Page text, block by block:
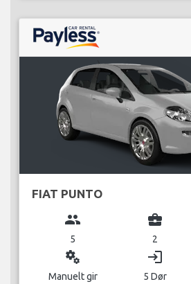
FIAT PUNTO
group
5
business_center
2
miscellaneous_services
Manuelt gir
login
5 Dør